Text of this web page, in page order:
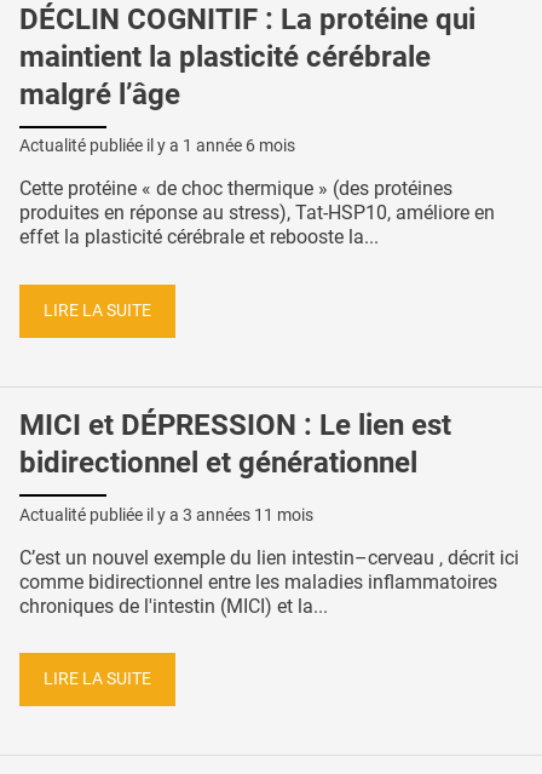
DÉCLIN COGNITIF : La protéine qui
maintient la plasticité cérébrale
malgré l’âge
Actualité publiée il y a 1 année 6 mois
Cette protéine « de choc thermique » (des protéines
produites en réponse au stress), Tat-HSP10, améliore en
effet la plasticité cérébrale et rebooste la...
LIRE LA SUITE
MICI et DÉPRESSION : Le lien est
bidirectionnel et générationnel
Actualité publiée il y a 3 années 11 mois
C’est un nouvel exemple du lien intestin–cerveau , décrit ici
comme bidirectionnel entre les maladies inflammatoires
chroniques de l'intestin (MICI) et la...
LIRE LA SUITE